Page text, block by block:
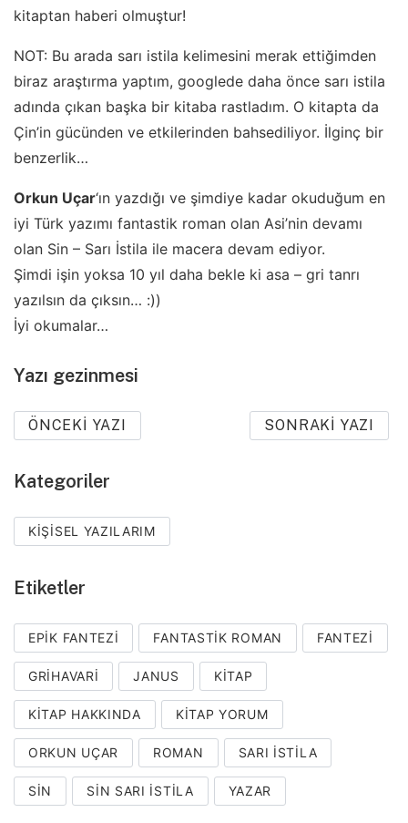
kitaptan haberi olmuştur!
NOT: Bu arada sarı istila kelimesini merak ettiğimden
biraz araştırma yaptım, googlede daha önce sarı istila
adında çıkan başka bir kitaba rastladım. O kitapta da
Çin’in gücünden ve etkilerinden bahsediliyor. İlginç bir
benzerlik…
Orkun Uçar‘ın yazdığı ve şimdiye kadar okuduğum en
iyi Türk yazımı fantastik roman olan Asi’nin devamı
olan Sin – Sarı İstila ile macera devam ediyor.
Şimdi işin yoksa 10 yıl daha bekle ki asa – gri tanrı
yazılsın da çıksın… :))
İyi okumalar…
Yazı gezinmesi
ÖNCEKI YAZI SONRAKI YAZI
Kategoriler
KIŞISEL YAZILARIM
Etiketler
EPIK FANTEZI FANTASTIK ROMAN FANTEZI
GRIHAVARI JANUS KITAP
KITAP HAKKINDA KITAP YORUM
ORKUN UÇAR ROMAN SARI ISTILA
SIN SIN SARI ISTILA YAZAR